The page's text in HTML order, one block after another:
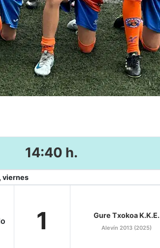
14:40 h.
viernes
1 Gure Txokoa K.K.E.
Alevín 2013 (2025)